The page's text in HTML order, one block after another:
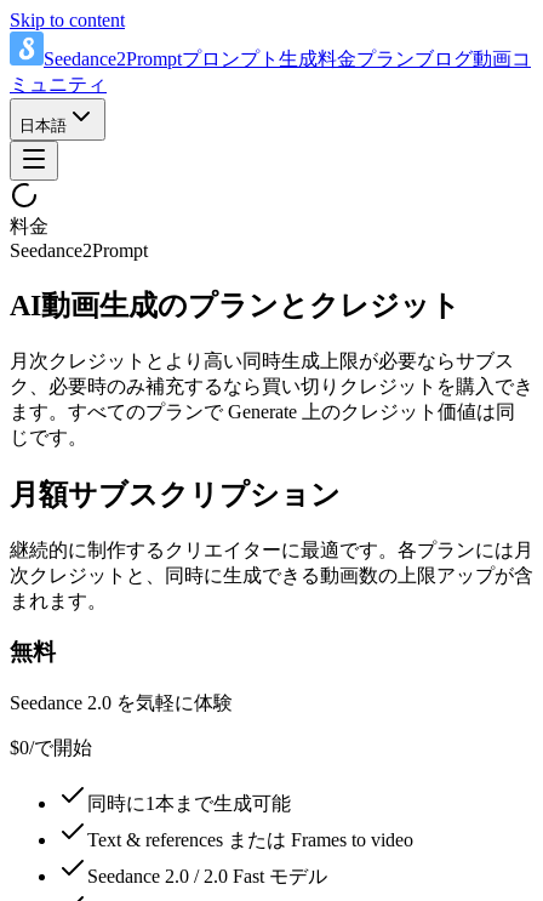
Skip to content
Seedance2Promptプロンプト 生成料金プランブログ動画コ
ミュニティ
日本語
料金
Seedance2Prompt
AI動画生成のプランとクレジット
月次クレジットとより高い同時生成上限が必要ならサブス
ク、必要時のみ補充するなら買い切りクレジットを購入でき
ます。すべてのプランで Generate 上のクレジット価値は同
じです。
月額サブスクリプション
継続的に制作するクリエイターに最適です。各プランには月
次クレジットと、同時に生成できる動画数の上限アップが含
まれます。
無料
Seedance 2.0 を気軽に体験
$0/で開始
同時に1本まで生成可能
Text & references または Frames to video
Seedance 2.0 / 2.0 Fast モデル